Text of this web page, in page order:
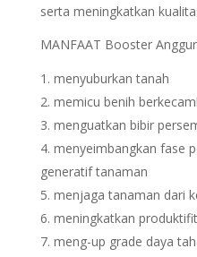
serta meningkatkan
MANFAAT Booster
menyuburkan tanah
memicu benih
menguatkan bibir
menyeimbangkan fase
generatif tanaman
menjaga tanaman dari
meningkatkan
meng-up grade daya